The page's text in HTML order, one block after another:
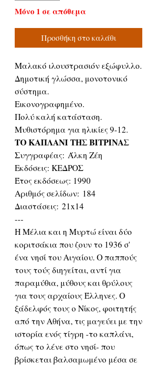
Μόνο 1 σε απόθεμα
Προσθήκη στο καλάθι
Μαλακό ιλουστρασιόν εξώφυλλο.
Δημοτική γλώσσα, μονοτονικό
σύστημα.
Εικονογραφημένο.
Πολύ καλή κατάσταση.
Μυθιστόρημα για ηλικίες 9-12.
ΤΟ ΚΑΠΛΑΝΙ ΤΗΣ ΒΙΤΡΙΝΑΣ
Συγγραφέας: Άλκη Ζέη
Εκδόσεις: ΚΕΔΡΟΣ
Έτος εκδόσεως: 1990
Αριθμός σελίδων: 184
Διαστάσεις: 21x14
---
Η Μέλια και η Μυρτώ είναι δύο
κοριτσάκια που ζουν το 1936 σ'
ένα νησί του Αιγαίου. Ο παππούς
τους τούς διηγείται, αντί για
παραμύθια, μύθους και θρύλους
για τους αρχαίους Έλληνες. Ο
ξάδελφός τους ο Νίκος, φοιτητής
από την Αθήνα, τις μαγεύει με την
ιστορία ενός τίγρη -το καπλάνι,
όπως το λένε στο νησί- που
βρίσκεται βαλσαμωμένο μέσα σε